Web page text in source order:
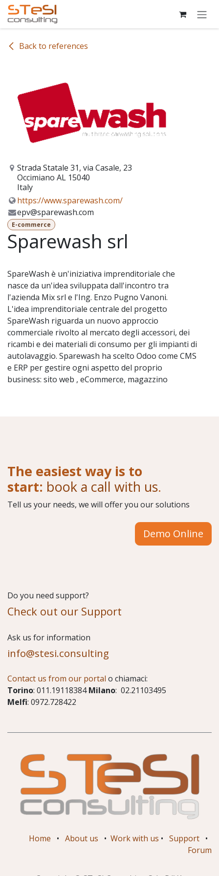
Skip to Content
Back to references
Strada Statale 31, via Casale, 23
Occimiano AL 15040
Italy
https://www.sparewash.com/
epv@sparewash.com
E-commerce
Sparewash srl
SpareWash è un'iniziativa imprenditoriale che
nasce da un'idea sviluppata dall'incontro tra
l'azienda Mix srl e l'Ing. Enzo Pugno Vanoni.
L'idea imprenditoriale centrale del progetto
SpareWash riguarda un nuovo approccio
commerciale rivolto al mercato degli accessori, dei
ricambi e dei materiali di consumo per gli impianti di
autolavaggio. Sparewash ha scelto Odoo come CMS
e ERP per gestire ogni aspetto del proprio
business: sito web , eCommerce, magazzino
The easiest way is to
start: book a call with us.
Tell us your needs, we will offer you our solutions
Demo Online
Do you need support?
Check out our Support
​Ask us for information
info@stesi.consulting
Contact us from our portal o chiamaci:
Torino: 011.19118384Milano: 02.21103495
Melfi: 0972.728422
Home • About us • Work with us • Support •
Forum